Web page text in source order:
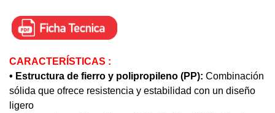
CARACTERÍSTICAS :
• Estructura de fierro y polipropileno (PP): Combinación
sólida que ofrece resistencia y estabilidad con un diseño
ligero